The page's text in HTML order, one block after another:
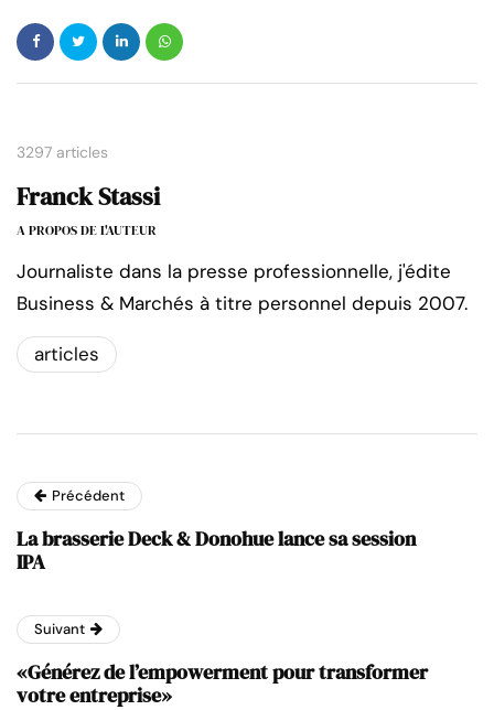
3297 articles
Franck Stassi
A PROPOS DE L'AUTEUR
Journaliste dans la presse professionnelle, j'édite
Business & Marchés à titre personnel depuis 2007.
articles
Précédent
La brasserie Deck & Donohue lance sa session
IPA
Suivant
«Générez de l’empowerment pour transformer
votre entreprise»